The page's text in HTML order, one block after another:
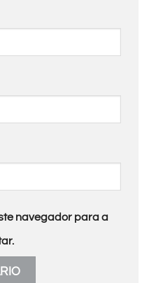
navegador para a